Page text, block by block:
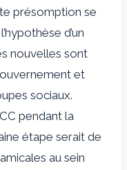
présomption se
d’un
nouvelles sont
et
sociaux.
pendant la
étape serait de
au sein